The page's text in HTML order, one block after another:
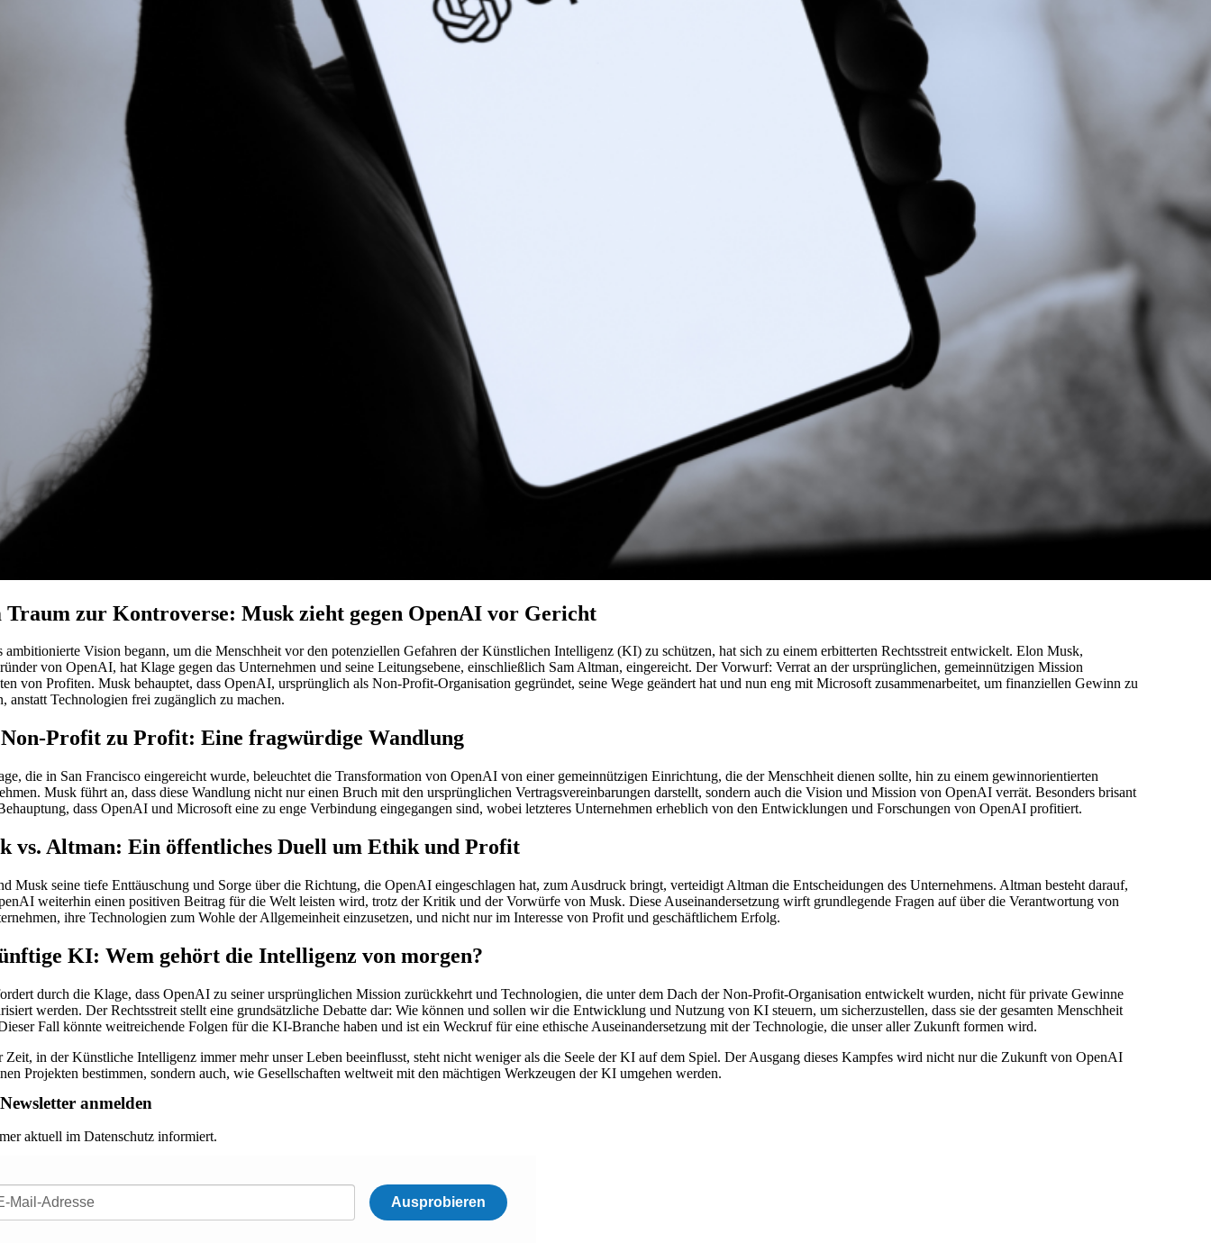
Traum zur Kontroverse: Musk zieht gegen OpenAI vor Gericht
ambitionierte Vision begann, um die Menschheit vor den potenziellen Gefahren der Künstlichen Intelligenz (KI) zu schützen, hat sich zu einem erbitterten Rechtsstreit entwickelt. Elon Musk,
von OpenAI, hat Klage gegen das Unternehmen und seine Leitungsebene, einschließlich Sam Altman, eingereicht. Der Vorwurf: Verrat an der ursprünglichen, gemeinnützigen Mission
von Profiten. Musk behauptet, dass OpenAI, ursprünglich als Non-Profit-Organisation gegründet, seine Wege geändert hat und nun eng mit Microsoft zusammenarbeitet, um finanziellen Gewinn zu
anstatt Technologien frei zugänglich zu machen.
Profit zu Profit: Eine fragwürdige Wandlung
die in San Francisco eingereicht wurde, beleuchtet die Transformation von OpenAI von einer gemeinnützigen Einrichtung, die der Menschheit dienen sollte, hin zu einem gewinnorientierten
Musk führt an, dass diese Wandlung nicht nur einen Bruch mit den ursprünglichen Vertragsvereinbarungen darstellt, sondern auch die Vision und Mission von OpenAI verrät. Besonders brisant
dass OpenAI und Microsoft eine zu enge Verbindung eingegangen sind, wobei letzteres Unternehmen erheblich von den Entwicklungen und Forschungen von OpenAI profitiert.
vs. Altman: Ein öffentliches Duell um Ethik und Profit
Musk seine tiefe Enttäuschung und Sorge über die Richtung, die OpenAI eingeschlagen hat, zum Ausdruck bringt, verteidigt Altman die Entscheidungen des Unternehmens. Altman besteht darauf,
weiterhin einen positiven Beitrag für die Welt leisten wird, trotz der Kritik und der Vorwürfe von Musk. Diese Auseinandersetzung wirft grundlegende Fragen auf über die Verantwortung von
ihre Technologien zum Wohle der Allgemeinheit einzusetzen, und nicht nur im Interesse von Profit und geschäftlichem Erfolg.
KI: Wem gehört die Intelligenz von morgen?
durch die Klage, dass OpenAI zu seiner ursprünglichen Mission zurückkehrt und Technologien, die unter dem Dach der Non-Profit-Organisation entwickelt wurden, nicht für private Gewinne
werden. Der Rechtsstreit stellt eine grundsätzliche Debatte dar: Wie können und sollen wir die Entwicklung und Nutzung von KI steuern, um sicherzustellen, dass sie der gesamten Menschheit
Fall könnte weitreichende Folgen für die KI-Branche haben und ist ein Weckruf für eine ethische Auseinandersetzung mit der Technologie, die unser aller Zukunft formen wird.
Zeit, in der Künstliche Intelligenz immer mehr unser Leben beeinflusst, steht nicht weniger als die Seele der KI auf dem Spiel. Der Ausgang dieses Kampfes wird nicht nur die Zukunft von OpenAI
Projekten bestimmen, sondern auch, wie Gesellschaften weltweit mit den mächtigen Werkzeugen der KI umgehen werden.
anmelden
aktuell im Datenschutz informiert.
Ausprobieren